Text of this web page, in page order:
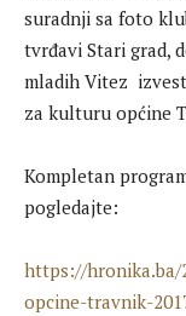
suradnji sa foto
tvrđavi Stari grad,
mladih Vitez
za kulturu općine
Kompletan
pogledajte:
https://hronika.ba/
opcine-travnik-